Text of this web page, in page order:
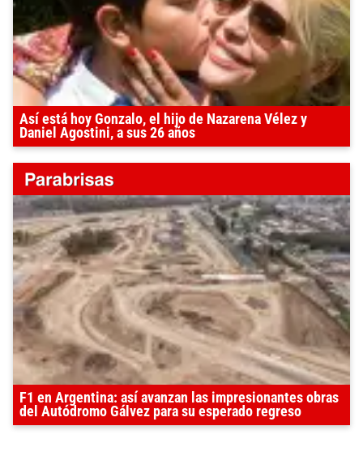
Así está hoy Gonzalo, el hijo de Nazarena Vélez y
Daniel Agostini, a sus 26 años
F1 en Argentina: así avanzan las impresionantes obras
del Autódromo Gálvez para su esperado regreso